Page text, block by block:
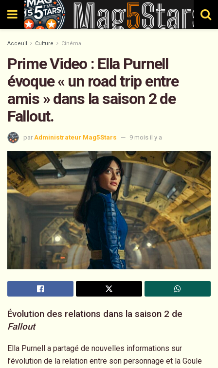
Acceuil Culture Cinéma
Prime Video : Ella Purnell
évoque « un road trip entre
amis » dans la saison 2 de
Fallout.
par Administrateur Mag5Stars 9 mois il y a
Évolution des relations dans la saison 2 de
Fallout
Ella Purnell a partagé de nouvelles informations sur
l’évolution de la relation entre son personnage et la Goule